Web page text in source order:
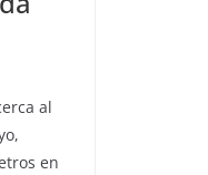
al
en